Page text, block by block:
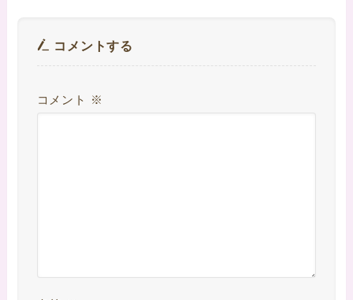
コメントする
コメント ※